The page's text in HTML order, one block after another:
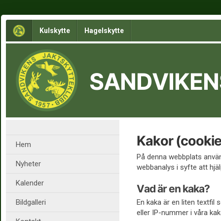
Kulskytte Hagelskytte
Hem
Nyheter
Kalender
Bildgalleri
Kakor
På denna webbplats
webbanalys i syfte att
Vad är en kaka?
En kaka är en liten textfil
eller IP-nummer i våra